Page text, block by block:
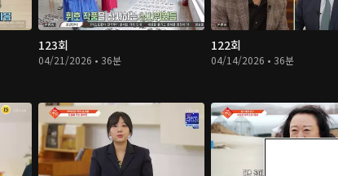
123회
04/21/2026 • 36분
122회
04/14/2026 • 36분